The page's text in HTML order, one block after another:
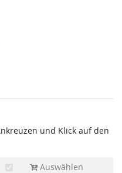
und Klick auf den
Auswählen